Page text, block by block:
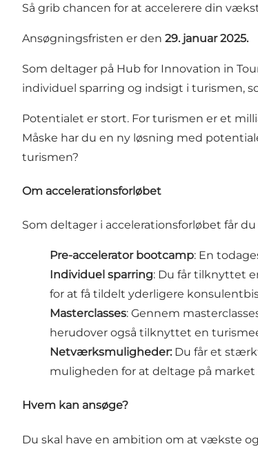
Så grib chancen for at accelerere din
Ansøgningsfristen er den 29. januar 2025.
Som deltager på Hub for Innovation in
individuel sparring og indsigt i turismen,
Potentialet er stort. For turismen er et
Måske har du en ny løsning med
turismen?
Om accelerationsforløbet
Som deltager i accelerationsforløbet får
Pre-accelerator bootcamp: En
Individuel sparring: Du får tilknyttet
for at få tildelt yderligere
Masterclasses: Gennem
herudover også tilknyttet en
Netværksmuligheder: Du får et
muligheden for at deltage på market
Hvem kan ansøge?
Du skal have en ambition om at vækste